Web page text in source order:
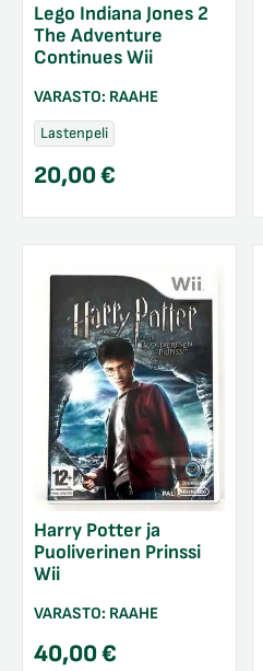
Lego Indiana Jones 2
The Adventure
Continues Wii
VARASTO: RAAHE
Lastenpeli
20,00€
Harry Potter ja
Puoliverinen Prinssi
Wii
VARASTO: RAAHE
40,00€